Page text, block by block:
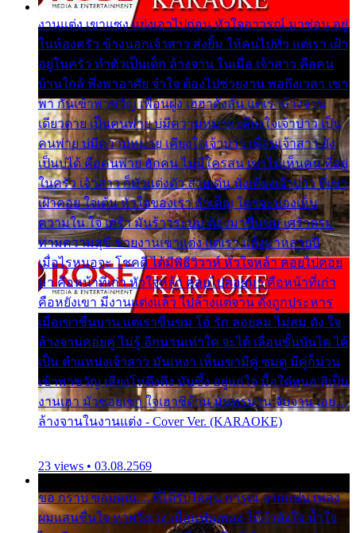
งานแต่ง เขาแซง แย่งเอาไปก่อน หัวใจอาวรณ์ มาซ่อน อยู่
ในห้องครัว ข้างนอกเจ้าสาว ส่งยิ้ม ให้คนไปทั่ว แต่เรา เฝ้า
อยู่ในครัว ทำตัวเป็นเด็ก ล้างจาน ในเมื่อ เจ้าสาว คือคน
บ้านใกล้ พึ่งพาอาศัย จำใจ ต้องไปช่วยงาน พอถึงเวลา เขา
พา กันเข้าพาขวัญ เพื่อนฝูง เฮฮาดังลั่น แต่เราล้างจาน
เดียวดาย เป็นคนพ่าย บ่มีความหมาย เคียงใจเจ้าบ่าว เป็น
คนพ่าย บ่มีความหมาย เคียงใจเจ้าบ่าว เพื่อนเจ้าสาว ยัง
เป็นบ่ได้ คือคนพ่าย ฮักคน ไม่มีใครสน เขาไม่เห็นคน ที่อยู่
ในครัว เจ้าสาว ก็มัวแต่งตัว สวยเด่น นั่งเคียงเจ้าบ่าว ที่เขา
เฝ้าคอย ใจเต้น หัวใจของเรา ลำเค็ญ ใครจะมองเห็น
ความใน ใจ เศร้า มันร้าวระบม ต้องมาขื่นขม เศร้าตรม
ท่ามความสุขี ช่วยงานเขาแต่ง แต่เรา แล้งมาหลายปี
เมื่อไรหนอจะ โชคดี ได้มีพิธีวิวาห์ หัวใจหล้า คอยไปคอย
มา คือหน้าที่เก่า หัวใจหล้า คอยไปคอยมา คือหน้าที่เก่า
คือหยังเขา มีงานแต่งแล้ว ไปล้างแต่จาน ดั่งถูกประหาร
เมื่อเขาชื่นบาน แต่เราขื่นขม โอ้ รัก ลอยลม ไม่สม ดัง ใจ
ล้างจานคอยคู่ ไม่รู้ อีกนานเท่าใด จะได้ เลื่อนขั้นบันได ได้
เป็น ตำแหน่งเจ้าสาว มันเหงา เห็นเขามีคู่ ซมดู มีคู่ก็ม่วน
เข้าพาขวัญ เสียงโห่ตึงตึง มันซึ้ง อยู่แก่ใจ มื้อใด๋หนอ สิเป็น
งานเฮา มัวซอยเขา ใจเฮาซิด้าน มันทรมาน จับจาน เอย…
ล้างจานในงานแต่ง - Cover Ver. (KARAOKE)
23 views • 03.08.2569
ขอ กราบ ขอบคุณ.... ที่ได้รับไออุ่น การุณ จากแฟน เพลง
ผมแสนชื่นใจ หายวังเวง เมื่อแฟนเพลง ให้กำลังใจ น้ำใจ